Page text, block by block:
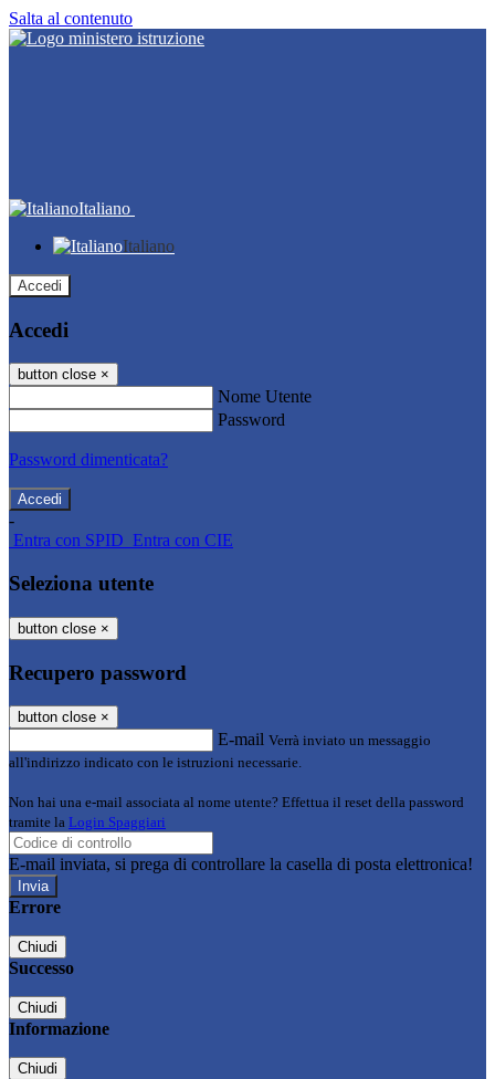
Salta al contenuto
Italiano
Italiano
Accedi
Accedi
button close ×
Nome Utente
Password
Password dimenticata?
-
Entra con SPID Entra con CIE
Seleziona utente
button close ×
Recupero password
button close ×
E-mail Verrà inviato un messaggio
all'indirizzo indicato con le istruzioni necessarie.
Non hai una e-mail associata al nome utente? Effettua il reset della password
tramite la Login Spaggiari
E-mail inviata, si prega di controllare la casella di posta elettronica!
Errore
Chiudi
Successo
Chiudi
Informazione
Chiudi